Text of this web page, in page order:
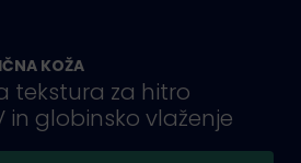
KOŽA
tekstura za hitro
in globinsko vlaženje